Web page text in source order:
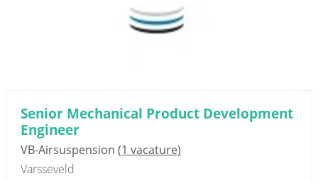
Senior Mechanical Product Development
Engineer
VB-Airsuspension (1 vacature)
Varsseveld